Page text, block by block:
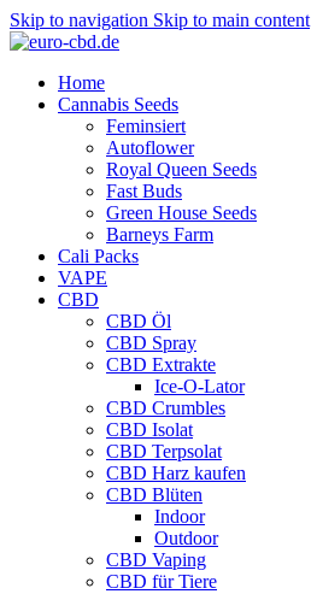
Skip to navigation Skip to main content
Home
Cannabis Seeds
Feminsiert
Autoflower
Royal Queen Seeds
Fast Buds
Green House Seeds
Barneys Farm
Cali Packs
VAPE
CBD
CBD Öl
CBD Spray
CBD Extrakte
Ice-O-Lator
CBD Crumbles
CBD Isolat
CBD Terpsolat
CBD Harz kaufen
CBD Blüten
Indoor
Outdoor
CBD Vaping
CBD für Tiere